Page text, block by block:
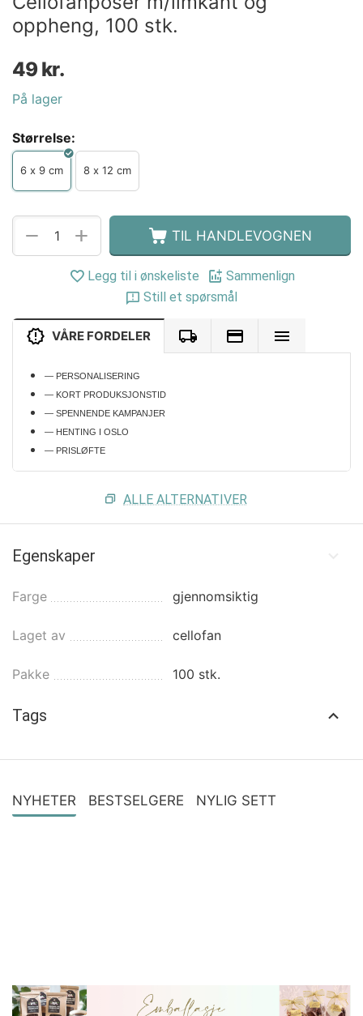
oppheng, 100 stk.
49 kr.
På lager
Størrelse:
6 x 9 cm 8 x 12 cm
+
− TIL HANDLEVOGNEN
Legg til i ønskeliste
Sammenlign
Still et spørsmål
VÅRE FORDELER
— PERSONALISERING
— KORT PRODUKSJONSTID
— SPENNENDE KAMPANJER
— HENTING I OSLO
— PRISLØFTE
ALLE ALTERNATIVER
Egenskaper
Farge gjennomsiktig
Laget av cellofan
Pakke 100 stk.
Tags
NYHETER BESTSELGERE NYLIG SETT